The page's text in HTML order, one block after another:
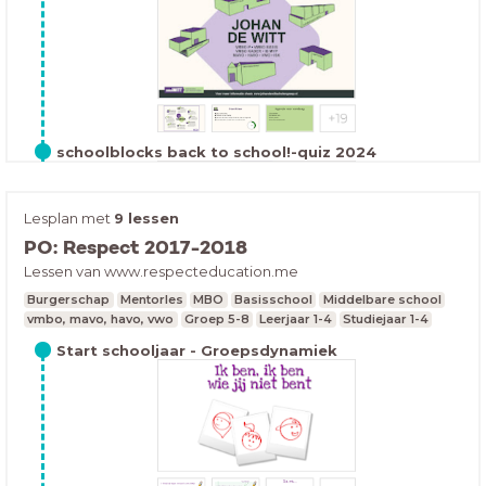
schoolblocks back to school!-quiz 2024
overkoepelende documenten Groepsdynamiek
De kracht van groepsdynamicaDit beroepsproduct is
een ideeën- en receptenboek met activerende
werkvormen, gericht op de groepsdynamica van een
fasen-theorieën van Tuckman (1956): forming, norming,
storming, performing en adjourning.
Lesplan met 9 lessen
PO: Respect 2017-2018
Lessen van www.respecteducation.me
Burgerschap Mentorles MBO Basisschool
Middelbare school
vmbo, mavo, havo, vwo
Groep 5-8 Leerjaar 1-4 Studiejaar 1-4
Start schooljaar - Groepsdynamiek